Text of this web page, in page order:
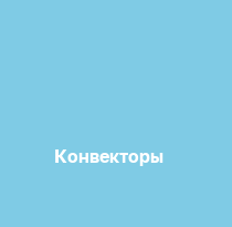
Конвекторы